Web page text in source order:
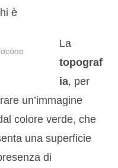
La
topograf
ia, per
un’immagine
colore verde, che
una superficie
di